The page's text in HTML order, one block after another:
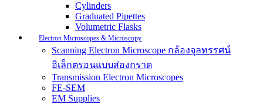
Cylinders
Graduated Pipettes
Volumetric Flasks
Electron Microscopes & Microscopy
Scanning Electron Microscope กล้องจุลทรรศน์
อิเล็กตรอนแบบส่องกราด
Transmission Electron Microscopes
FE-SEM
EM Supplies